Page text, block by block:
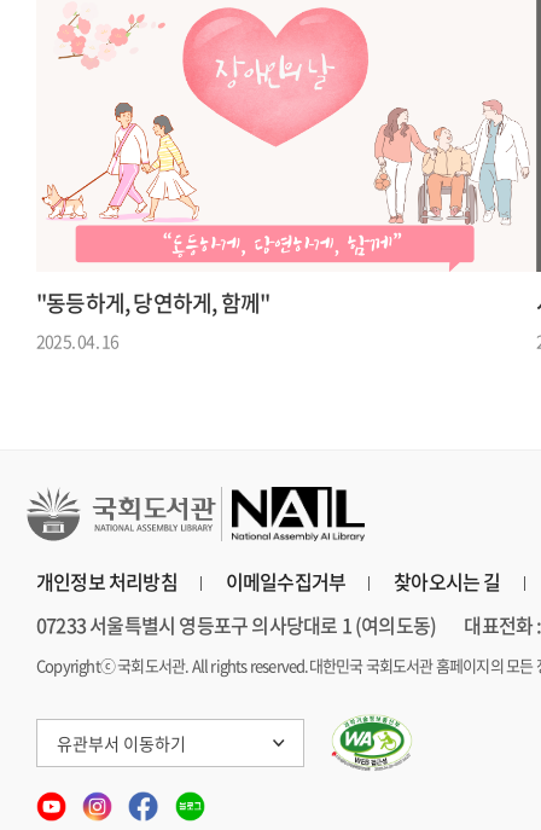
"동등하게, 당연하게, 함께"
2025. 04. 16
개인정보 처리방침 이메일수집거부
찾아오시는 길
07233 서울특별시 영등포구 의사당대로 1 (여의도동)
대표전화
Copyrightⓒ 국회도서관. All rights reserved. 대한민국 국회도서관 홈페이지의 모
유관부서 이동하기